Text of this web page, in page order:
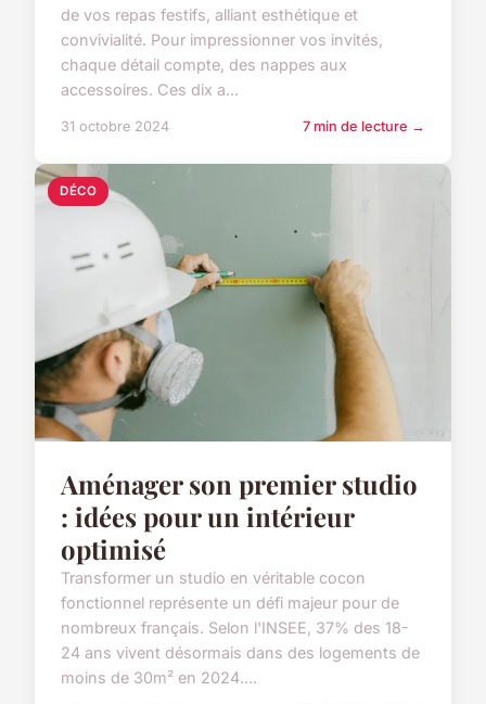
de vos repas festifs, alliant esthétique et
convivialité. Pour impressionner vos invités,
chaque détail compte, des nappes aux
accessoires. Ces dix a...
31 octobre 2024 7 min de lecture →
DÉCO
Aménager son premier studio
: idées pour un intérieur
optimisé
Transformer un studio en véritable cocon
fonctionnel représente un défi majeur pour de
nombreux français. Selon l'INSEE, 37% des 18-
24 ans vivent désormais dans des logements de
moins de 30m² en 2024....